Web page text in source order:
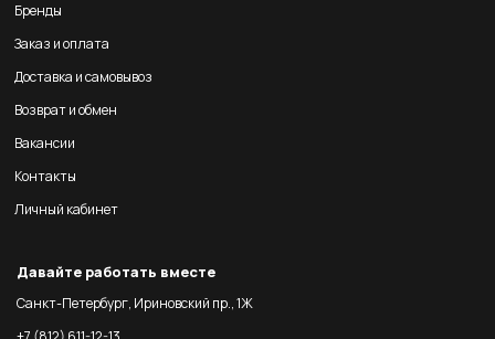
Бренды
Заказ и оплата
Доставка и самовывоз
Возврат и обмен
Вакансии
Контакты
Личный кабинет
Давайте работать вместе
Санкт-Петербург, Ириновский пр., 1Ж